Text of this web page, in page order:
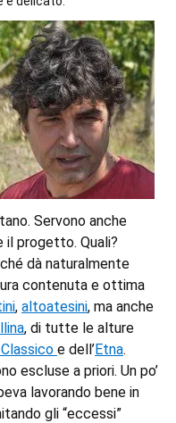
Servono anche
il progetto. Quali?
dà naturalmente
contenuta e ottima
, altoatesini, ma anche
, di tutte le alture
e dell’Etna.
escluse a priori. Un po’
lavorando bene in
gli “eccessi”